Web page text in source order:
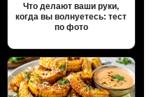
Что делают ваши руки,
когда вы волнуетесь: тест
по фото